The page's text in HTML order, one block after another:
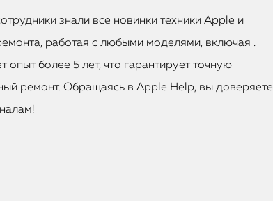
знали все новинки техники Apple и
работая с любыми моделями, включая .
опыт более 5 лет, что гарантирует точную
ремонт. Обращаясь в Apple Help, вы доверяете